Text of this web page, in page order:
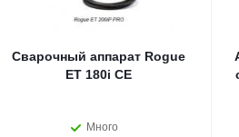
Сварочный аппарат Rogue
ET 180i CE
Много